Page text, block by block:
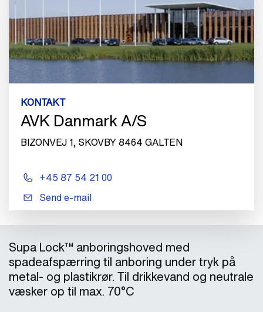
KONTAKT
AVK Danmark A/S
BIZONVEJ 1, SKOVBY 8464 GALTEN
+45 87 54 21 00
Send e-mail
Supa Lock™ anboringshoved med
spadeafspærring til anboring under tryk på
metal- og plastikrør. Til drikkevand og neutrale
væsker op til max. 70°C